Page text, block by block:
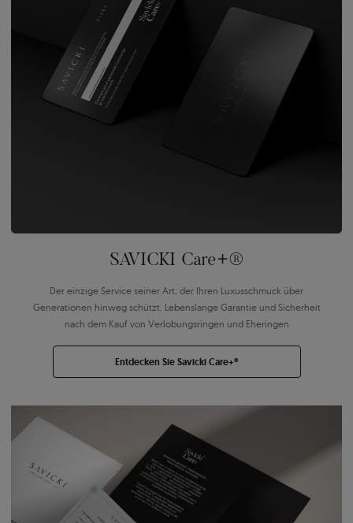
SAVICKI Care+®
Der einzige Service seiner Art, der Ihren Luxusschmuck über
Generationen hinweg schützt. Lebenslange Garantie und Sicherheit
nach dem Kauf von Verlobungsringen und Eheringen
Entdecken Sie Savicki Care+®